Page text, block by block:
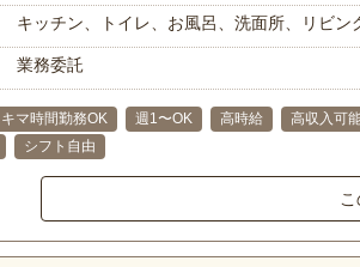
キッチン、トイレ、お風呂、洗面所、リビン
業務委託
キマ時間勤務OK 週1〜OK 高時給 高収入可
シフト自由